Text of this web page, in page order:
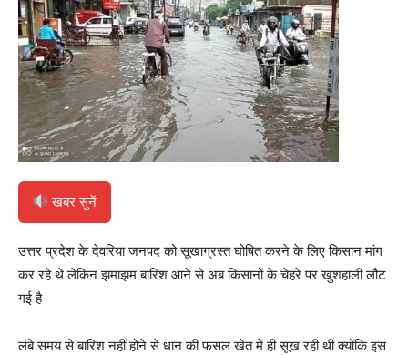
खबर सुनें
उत्तर प्रदेश के देवरिया जनपद को सूखाग्रस्त घोषित करने के लिए किसान मांग
कर रहे थे लेकिन झमाझम बारिश आने से अब किसानों के चेहरे पर खुशहाली लौट
गई है
लंबे समय से बारिश नहीं होने से धान की फसल खेत में ही सूख रही थी क्योंकि इस